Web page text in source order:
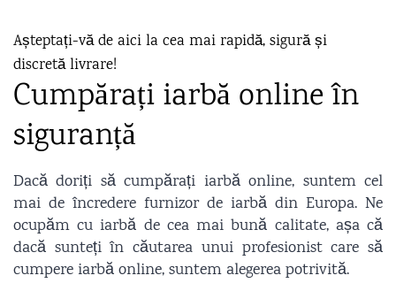
Așteptați-vă de aici la cea mai rapidă, sigură și
discretă livrare!
Cumpărați iarbă online în
siguranță
Dacă doriți să cumpărați iarbă online, suntem cel
mai de încredere furnizor de iarbă din Europa. Ne
ocupăm cu iarbă de cea mai bună calitate, așa că
dacă sunteți în căutarea unui profesionist care să
cumpere iarbă online, suntem alegerea potrivită.